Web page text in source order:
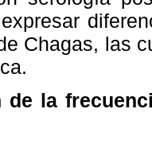
Chagas, las
de la